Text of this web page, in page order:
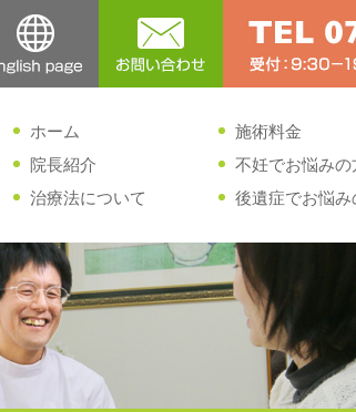
ホーム
院長紹介
治療法について
施術料金
不妊でお悩みの
後遺症でお悩み